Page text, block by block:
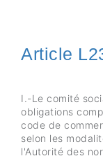
Article
I.-Le comité
obligations
code de
selon les
l'Autorité des